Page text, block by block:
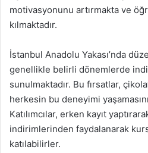
motivasyonunu artırmakta ve
kılmaktadır.
İstanbul Anadolu Yakası’nda
genellikle belirli dönemlerde
sunulmaktadır. Bu fırsatlar,
herkesin bu deneyimi
Katılımcılar, erken kayıt
indirimlerinden faydalanarak
katılabilirler.